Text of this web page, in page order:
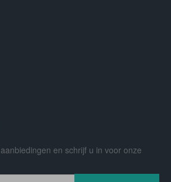
en schrijf u in voor onze